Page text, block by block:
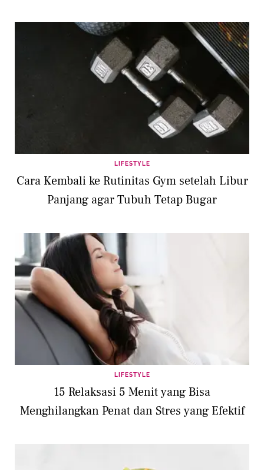
LIFESTYLE
Cara Kembali ke Rutinitas Gym setelah Libur
Panjang agar Tubuh Tetap Bugar
LIFESTYLE
15 Relaksasi 5 Menit yang Bisa
Menghilangkan Penat dan Stres yang Efektif